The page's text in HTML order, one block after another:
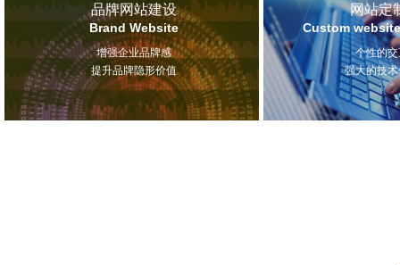
品牌网站建设
Brand Website
增强企业品牌感
提升品牌隐形价值
网站定
Custom
个性的
强大的技